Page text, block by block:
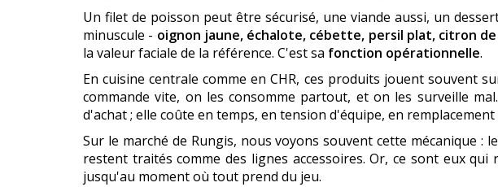
Un filet de poisson peut être sécurisé, une viande aussi, un
minuscule - oignon jaune, échalote, cébette, persil plat, citron
la valeur faciale de la référence. C'est sa fonction opérationnelle.
En cuisine centrale comme en CHR, ces produits jouent souvent
commande vite, on les consomme partout, et on les surveille
d'achat ; elle coûte en temps, en tension d'équipe, en
Sur le marché de Rungis, nous voyons souvent cette mécanique :
restent traités comme des lignes accessoires. Or, ce sont eux
jusqu'au moment où tout prend du jeu.